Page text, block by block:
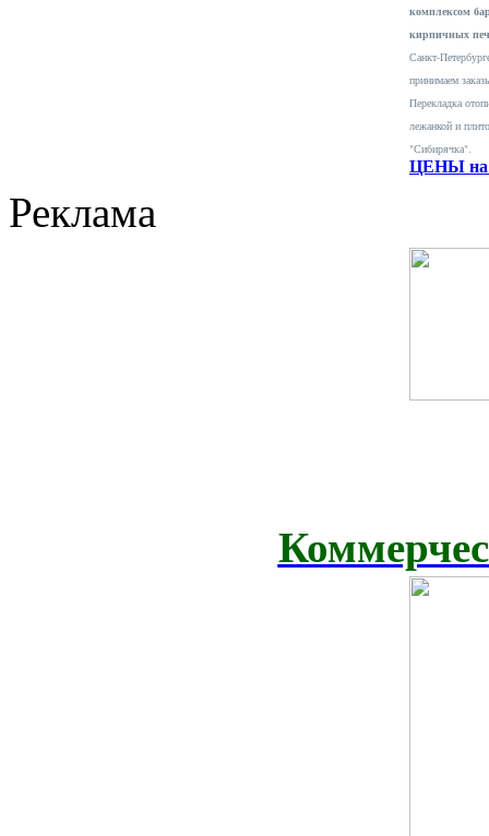
комплексом
кирпичных
Санкт-
принимаем
Перекладка
лежанкой и
"Сибирячка".
ЦЕНЫ на
Реклама